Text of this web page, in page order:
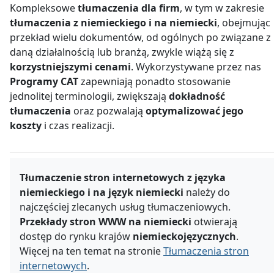
Kompleksowetłumaczenia dla firm, w tym w zakresie
tłumaczenia z niemieckiego i na niemiecki, obejmując
przekład wielu dokumentów, od ogólnych po związane z
daną działalnością lub branżą, zwykle wiążą się z
korzystniejszymi cenami. Wykorzystywane przez nas
Programy CATzapewniają ponadto stosowanie
jednolitej terminologii, zwiększają dokładność
tłumaczenia oraz pozwalają optymalizować jego
koszty i czas realizacji.
Tłumaczenie stron internetowych z języka
niemieckiego i na język niemiecki należy do
najczęściej zlecanych usług tłumaczeniowych.
Przekłady stron WWW na niemiecki otwierają
dostęp do rynku krajów niemieckojęzycznych.
Więcej na ten temat na stronieTłumaczenia stron
internetowych.